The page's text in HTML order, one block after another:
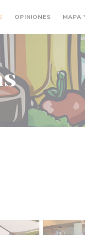
OPINIONES MAPA